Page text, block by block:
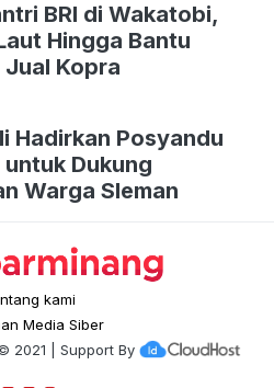
BRI di Wakatobi,
Hingga Bantu
Jual Kopra
Hadirkan Posyandu
Dukung
Warga Sleman
kami
Media Siber
2021 | Support By